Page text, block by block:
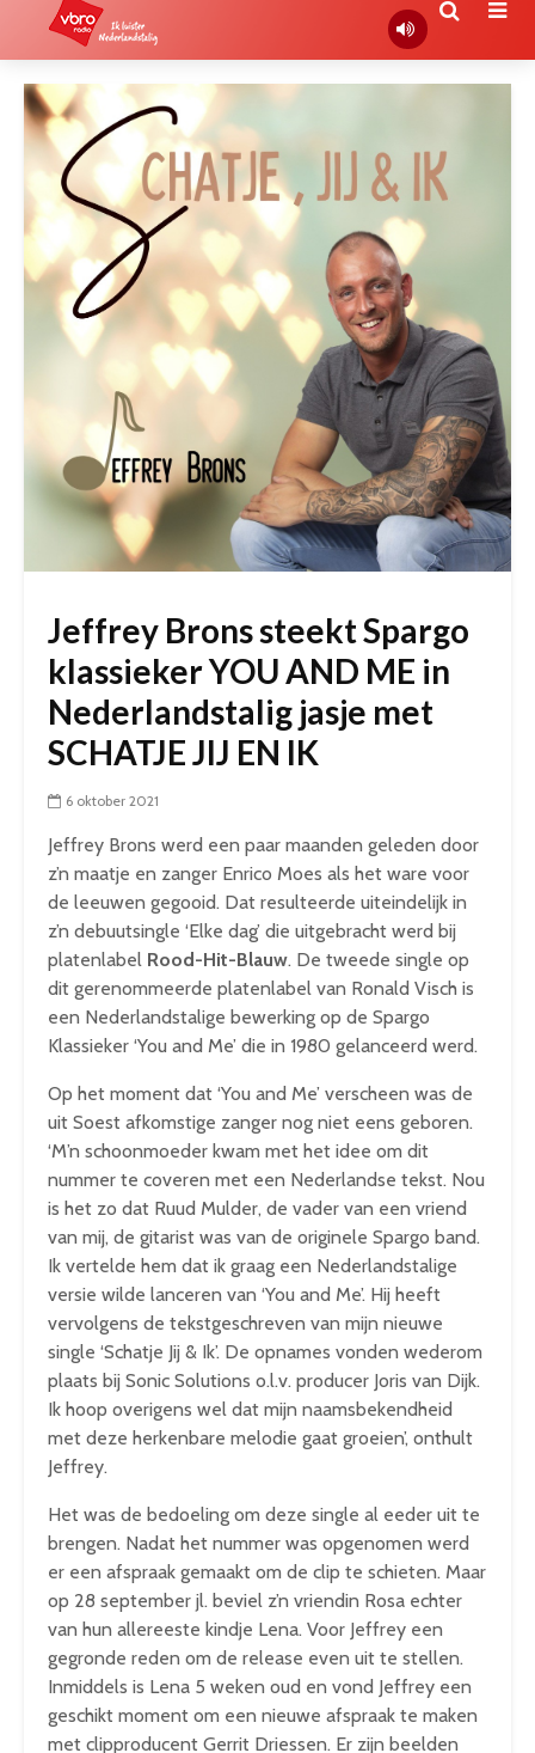
Jeffrey Brons steekt Spargo
klassieker YOU AND ME in
Nederlandstalig jasje met
SCHATJE JIJ EN IK
6 oktober 2021
Jeffrey Brons werd een paar maanden geleden door
z’n maatje en zanger Enrico Moes als het ware voor
de leeuwen gegooid. Dat resulteerde uiteindelijk in
z’n debuutsingle ‘Elke dag’ die uitgebracht werd bij
platenlabel Rood-Hit-Blauw. De tweede single op
dit gerenommeerde platenlabel van Ronald Visch is
een Nederlandstalige bewerking op de Spargo
Klassieker ‘You and Me’ die in 1980 gelanceerd werd.
Op het moment dat ‘You and Me’ verscheen was de
uit Soest afkomstige zanger nog niet eens geboren.
‘M’n schoonmoeder kwam met het idee om dit
nummer te coveren met een Nederlandse tekst. Nou
is het zo dat Ruud Mulder, de vader van een vriend
van mij, de gitarist was van de originele Spargo band.
Ik vertelde hem dat ik graag een Nederlandstalige
versie wilde lanceren van ‘You and Me’. Hij heeft
vervolgens de tekstgeschreven van mijn nieuwe
single ‘Schatje Jij & Ik’. De opnames vonden wederom
plaats bij Sonic Solutions o.l.v. producer Joris van Dijk.
Ik hoop overigens wel dat mijn naamsbekendheid
met deze herkenbare melodie gaat groeien’, onthult
Jeffrey.
Het was de bedoeling om deze single al eeder uit te
brengen. Nadat het nummer was opgenomen werd
er een afspraak gemaakt om de clip te schieten. Maar
op 28 september jl. beviel z’n vriendin Rosa echter
van hun allereeste kindje Lena. Voor Jeffrey een
gegronde reden om de release even uit te stellen.
Inmiddels is Lena 5 weken oud en vond Jeffrey een
geschikt moment om een nieuwe afspraak te maken
met clipproducent Gerrit Driessen. Er zijn beelden